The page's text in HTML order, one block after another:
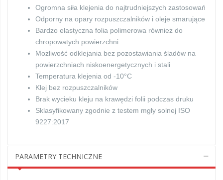
Ogromna siła klejenia do najtrudniejszych zastosowań
Odporny na opary rozpuszczalników i oleje smarujące
Bardzo elastyczna folia polimerowa również do
chropowatych powierzchni
Możliwość odklejania bez pozostawiania śladów na
powierzchniach niskoenergetycznych i stali
Temperatura klejenia od -10°C
Klej bez rozpuszczalników
Brak wycieku kleju na krawędzi folii podczas druku
Sklasyfikowany zgodnie z testem mgły solnej ISO
9227:2017
PARAMETRY TECHNICZNE